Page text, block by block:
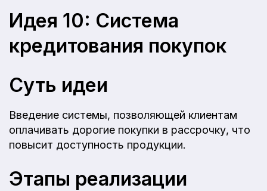
Идея 10: Система
кредитования покупок
Суть идеи
Введение системы, позволяющей клиентам
оплачивать дорогие покупки в рассрочку, что
повысит доступность продукции.
Этапы реализации